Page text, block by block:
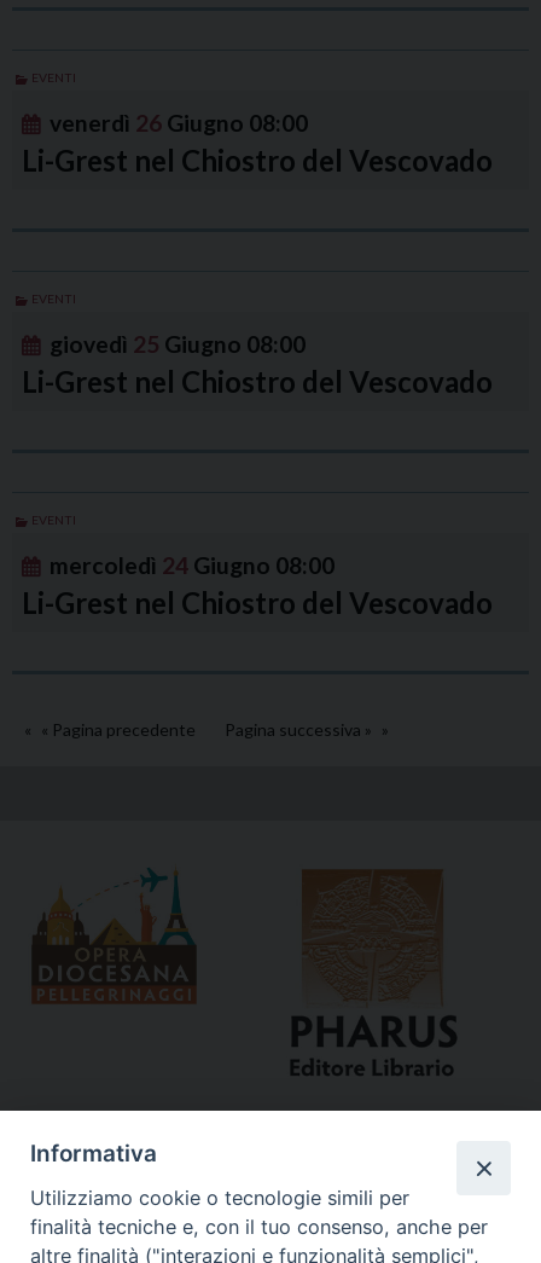
EVENTI
venerdì 26 Giugno 08:00
Li-Grest nel Chiostro del Vescovado
EVENTI
giovedì 25 Giugno 08:00
Li-Grest nel Chiostro del Vescovado
EVENTI
mercoledì 24 Giugno 08:00
Li-Grest nel Chiostro del Vescovado
« Pagina precedente Pagina successiva »
Informativa
Utilizziamo cookie o tecnologie simili per
finalità tecniche e, con il tuo consenso, anche per
altre finalità ("interazioni e funzionalità semplici",